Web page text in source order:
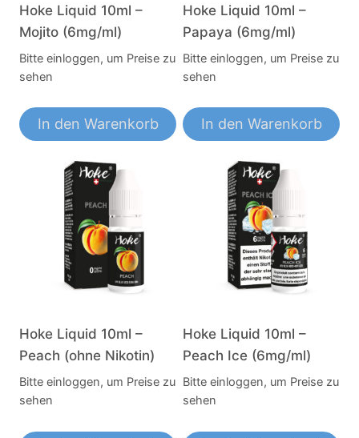
Hoke Liquid 10ml –
Mojito (6mg/ml)
Bitte einloggen, um Preise zu
sehen
In den Warenkorb
Hoke Liquid 10ml –
Papaya (6mg/ml)
Bitte einloggen, um Preise zu
sehen
In den Warenkorb
Hoke Liquid 10ml –
Peach (ohne Nikotin)
Bitte einloggen, um Preise zu
sehen
Hoke Liquid 10ml –
Peach Ice (6mg/ml)
Bitte einloggen, um Preise zu
sehen